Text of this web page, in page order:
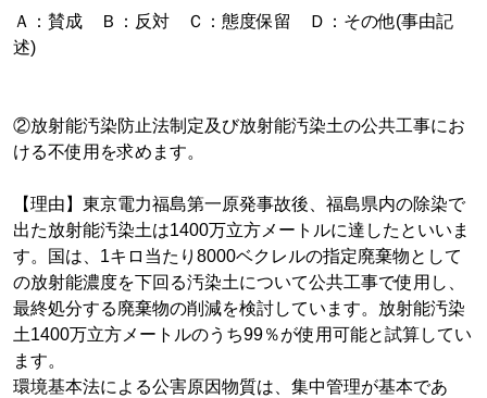
Ａ：賛成 Ｂ：反対 Ｃ：態度保留 Ｄ：その他(事由記
述)
②放射能汚染防止法制定及び放射能汚染土の公共工事にお
ける不使用を求めます。
【理由】東京電力福島第一原発事故後、福島県内の除染で
出た放射能汚染土は1400万立方メートルに達したといいま
す。国は、1キロ当たり8000ベクレルの指定廃棄物として
の放射能濃度を下回る汚染土について公共工事で使用し、
最終処分する廃棄物の削減を検討しています。放射能汚染
土1400万立方メートルのうち99％が使用可能と試算してい
ます。
環境基本法による公害原因物質は、集中管理が基本であ